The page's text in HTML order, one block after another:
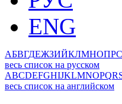
ENG
АБВГДЕЖЗИЙКЛМНОПРС
весь список на русском
ABCDEFGHIJKLMNOPQR
весь список на английском